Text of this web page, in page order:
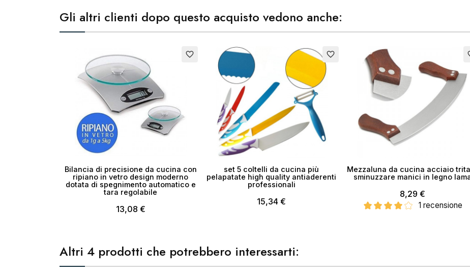
Gli altri clienti dopo questo acquisto vedono anche:
favorite_border
Bilancia di precisione da cucina con
ripiano in vetro design moderno
dotata di spegnimento automatico e
tara regolabile
13,08 €
favorite_border
set 5 coltelli da cucina più
pelapatate high quality antiaderenti
professionali
15,34 €
Esaurito
Mezzaluna da cucina acciaio
sminuzzare manici in legno
8,29 €
1 recensione
Altri 4 prodotti che potrebbero interessarti:
Crea lista dei desideri
Nome lista dei desideri
Crea lista dei desideri